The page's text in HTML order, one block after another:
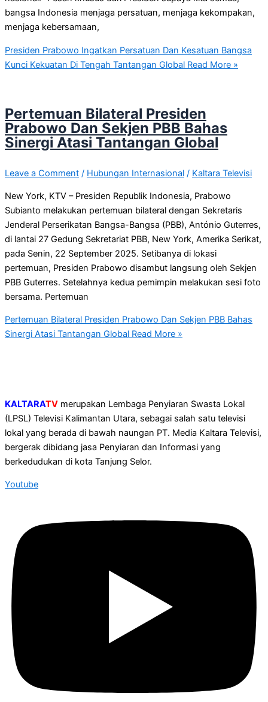
bangsa Indonesia menjaga persatuan, menjaga kekompakan,
menjaga kebersamaan,
Presiden Prabowo Ingatkan Persatuan Dan Kesatuan Bangsa
Kunci Kekuatan Di Tengah Tantangan Global Read More »
Pertemuan Bilateral Presiden
Prabowo Dan Sekjen PBB Bahas
Sinergi Atasi Tantangan Global
Leave a Comment / Hubungan Internasional / Kaltara Televisi
New York, KTV – Presiden Republik Indonesia, Prabowo
Subianto melakukan pertemuan bilateral dengan Sekretaris
Jenderal Perserikatan Bangsa-Bangsa (PBB), António Guterres,
di lantai 27 Gedung Sekretariat PBB, New York, Amerika Serikat,
pada Senin, 22 September 2025. Setibanya di lokasi
pertemuan, Presiden Prabowo disambut langsung oleh Sekjen
PBB Guterres. Setelahnya kedua pemimpin melakukan sesi foto
bersama. Pertemuan
Pertemuan Bilateral Presiden Prabowo Dan Sekjen PBB Bahas
Sinergi Atasi Tantangan Global Read More »
KALTARATV merupakan Lembaga Penyiaran Swasta Lokal
(LPSL) Televisi Kalimantan Utara, sebagai salah satu televisi
lokal yang berada di bawah naungan PT. Media Kaltara Televisi,
bergerak dibidang jasa Penyiaran dan Informasi yang
berkedudukan di kota Tanjung Selor.
Youtube